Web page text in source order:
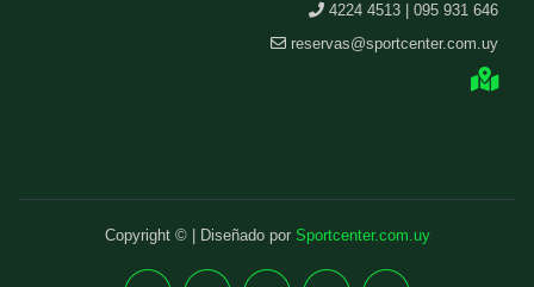
4224 4513 | 095 931 646
reservas@sportcenter.com.uy
Copyright © | Diseñado por Sportcenter.com.uy